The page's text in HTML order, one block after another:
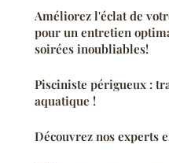
Améliorez l'éclat de
pour un entretien
soirées inoubliables!
Pisciniste périgueux :
aquatique !
Découvrez nos experts